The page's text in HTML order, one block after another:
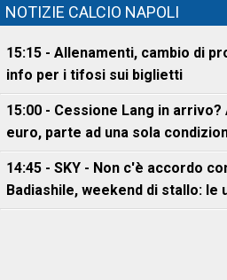
NOTIZIE CALCIO NAPOLI
15:15 - Allenamenti, cambio di
info per i tifosi sui biglietti
15:00 - Cessione Lang in
euro, parte ad una sola
14:45 - SKY - Non c'è accordo
Badiashile, weekend di stallo: le